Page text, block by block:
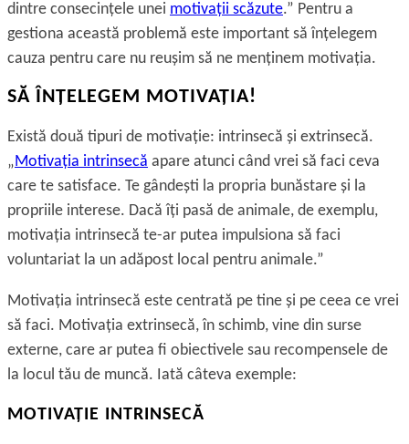
dintre consecinţele unei motivaţii scăzute.” Pentru a
gestiona această problemă este important să înţelegem
cauza pentru care nu reușim să ne menţinem motivaţia.
SĂ ÎNŢELEGEM MOTIVAŢIA!
Există două tipuri de motivaţie: intrinsecă și extrinsecă.
„Motivaţia intrinsecă apare atunci când vrei să faci ceva
care te satisface. Te gândești la propria bunăstare și la
propriile interese. Dacă îţi pasă de animale, de exemplu,
motivaţia intrinsecă te-ar putea impulsiona să faci
voluntariat la un adăpost local pentru animale.”
Motivaţia intrinsecă este centrată pe tine și pe ceea ce vrei
să faci. Motivaţia extrinsecă, în schimb, vine din surse
externe, care ar putea fi obiectivele sau recompensele de
la locul tău de muncă. Iată câteva exemple:
MOTIVAŢIE INTRINSECĂ